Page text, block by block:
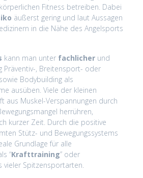
Fitness betreiben. Dabei
äußerst gering und laut Aussagen
in die Nähe des Angelsports
kann man unter fachlicher und
Präventiv-, Breitensport- oder
Bodybuilding als
ausüben. Viele der kleinen
aus Muskel-Verspannungen durch
herrühren,
kurzer Zeit. Durch die positive
Stütz- und Bewegungssystems
Grundlage für alle
“Krafttraining” oder
vieler Spitzensportarten.